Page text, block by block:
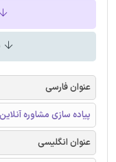
عنوان فارسی
پیاده سازی مشاوره
عنوان انگلیسی